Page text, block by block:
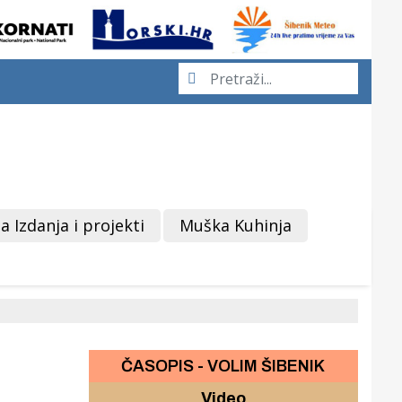
Izdanja i projekti
Muška Kuhinja
ČASOPIS - VOLIM ŠIBENIK
Video